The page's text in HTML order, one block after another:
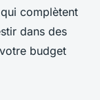
complètent
dans des
budget